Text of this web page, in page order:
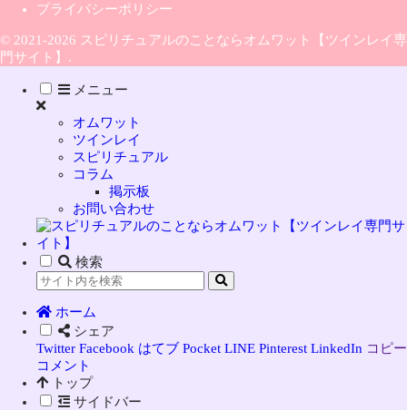
プライバシーポリシー
© 2021-2026 スピリチュアルのことならオムワット【ツインレイ専
門サイト】.
メニュー
オムワット
ツインレイ
スピリチュアル
コラム
掲示板
お問い合わせ
検索
ホーム
シェア
Twitter Facebook はてブ Pocket LINE Pinterest LinkedIn コピー
コメント
トップ
サイドバー